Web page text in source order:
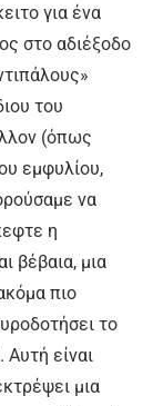
για ένα
στο αδιέξοδο
του
(όπως
εμφυλίου,
να
η
βέβαια, μια
πιο
το
είναι
μια